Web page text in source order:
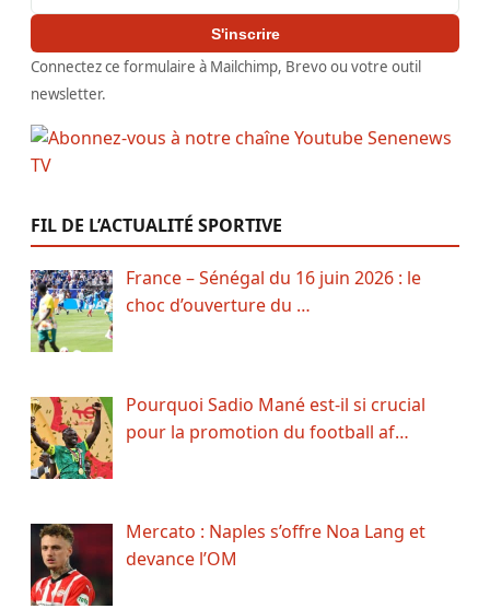
S'inscrire
Connectez ce formulaire à Mailchimp, Brevo ou votre outil
newsletter.
FIL DE L’ACTUALITÉ SPORTIVE
France – Sénégal du 16 juin 2026 : le
choc d’ouverture du …
Pourquoi Sadio Mané est-il si crucial
pour la promotion du football af…
Mercato : Naples s’offre Noa Lang et
devance l’OM